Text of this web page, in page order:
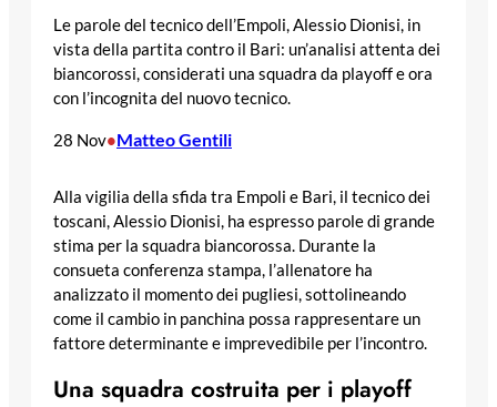
Le parole del tecnico dell’Empoli, Alessio Dionisi, in
vista della partita contro il Bari: un’analisi attenta dei
biancorossi, considerati una squadra da playoff e ora
con l’incognita del nuovo tecnico.
28 Nov•Matteo Gentili
Alla vigilia della sfida tra Empoli e Bari, il tecnico dei
toscani, Alessio Dionisi, ha espresso parole di grande
stima per la squadra biancorossa. Durante la
consueta conferenza stampa, l’allenatore ha
analizzato il momento dei pugliesi, sottolineando
come il cambio in panchina possa rappresentare un
fattore determinante e imprevedibile per l’incontro.
Una squadra costruita per i playoff